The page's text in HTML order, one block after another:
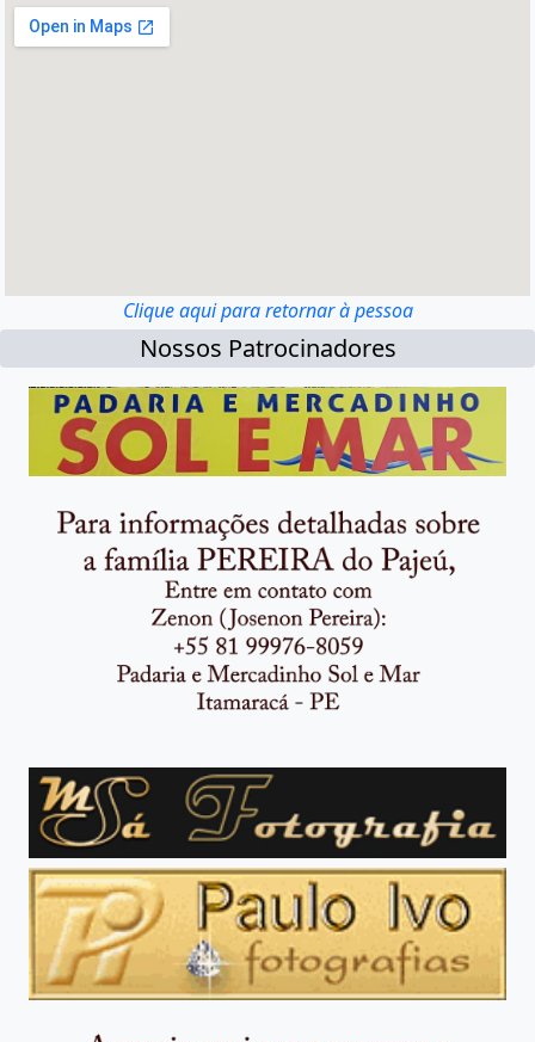
Clique aqui para retornar à pessoa
Nossos Patrocinadores